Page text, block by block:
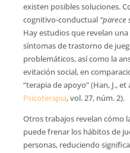
existen posibles soluciones.
cognitivo-conductual
Hay estudios que revelan
síntomas de trastorno de
problemáticos, así como la
evitación social, en
“terapia de apoyo” (Han, J., et
Psicoterapia, vol. 27, núm. 2).
Otros trabajos revelan cómo
puede frenar los hábitos de
personas, reduciendo